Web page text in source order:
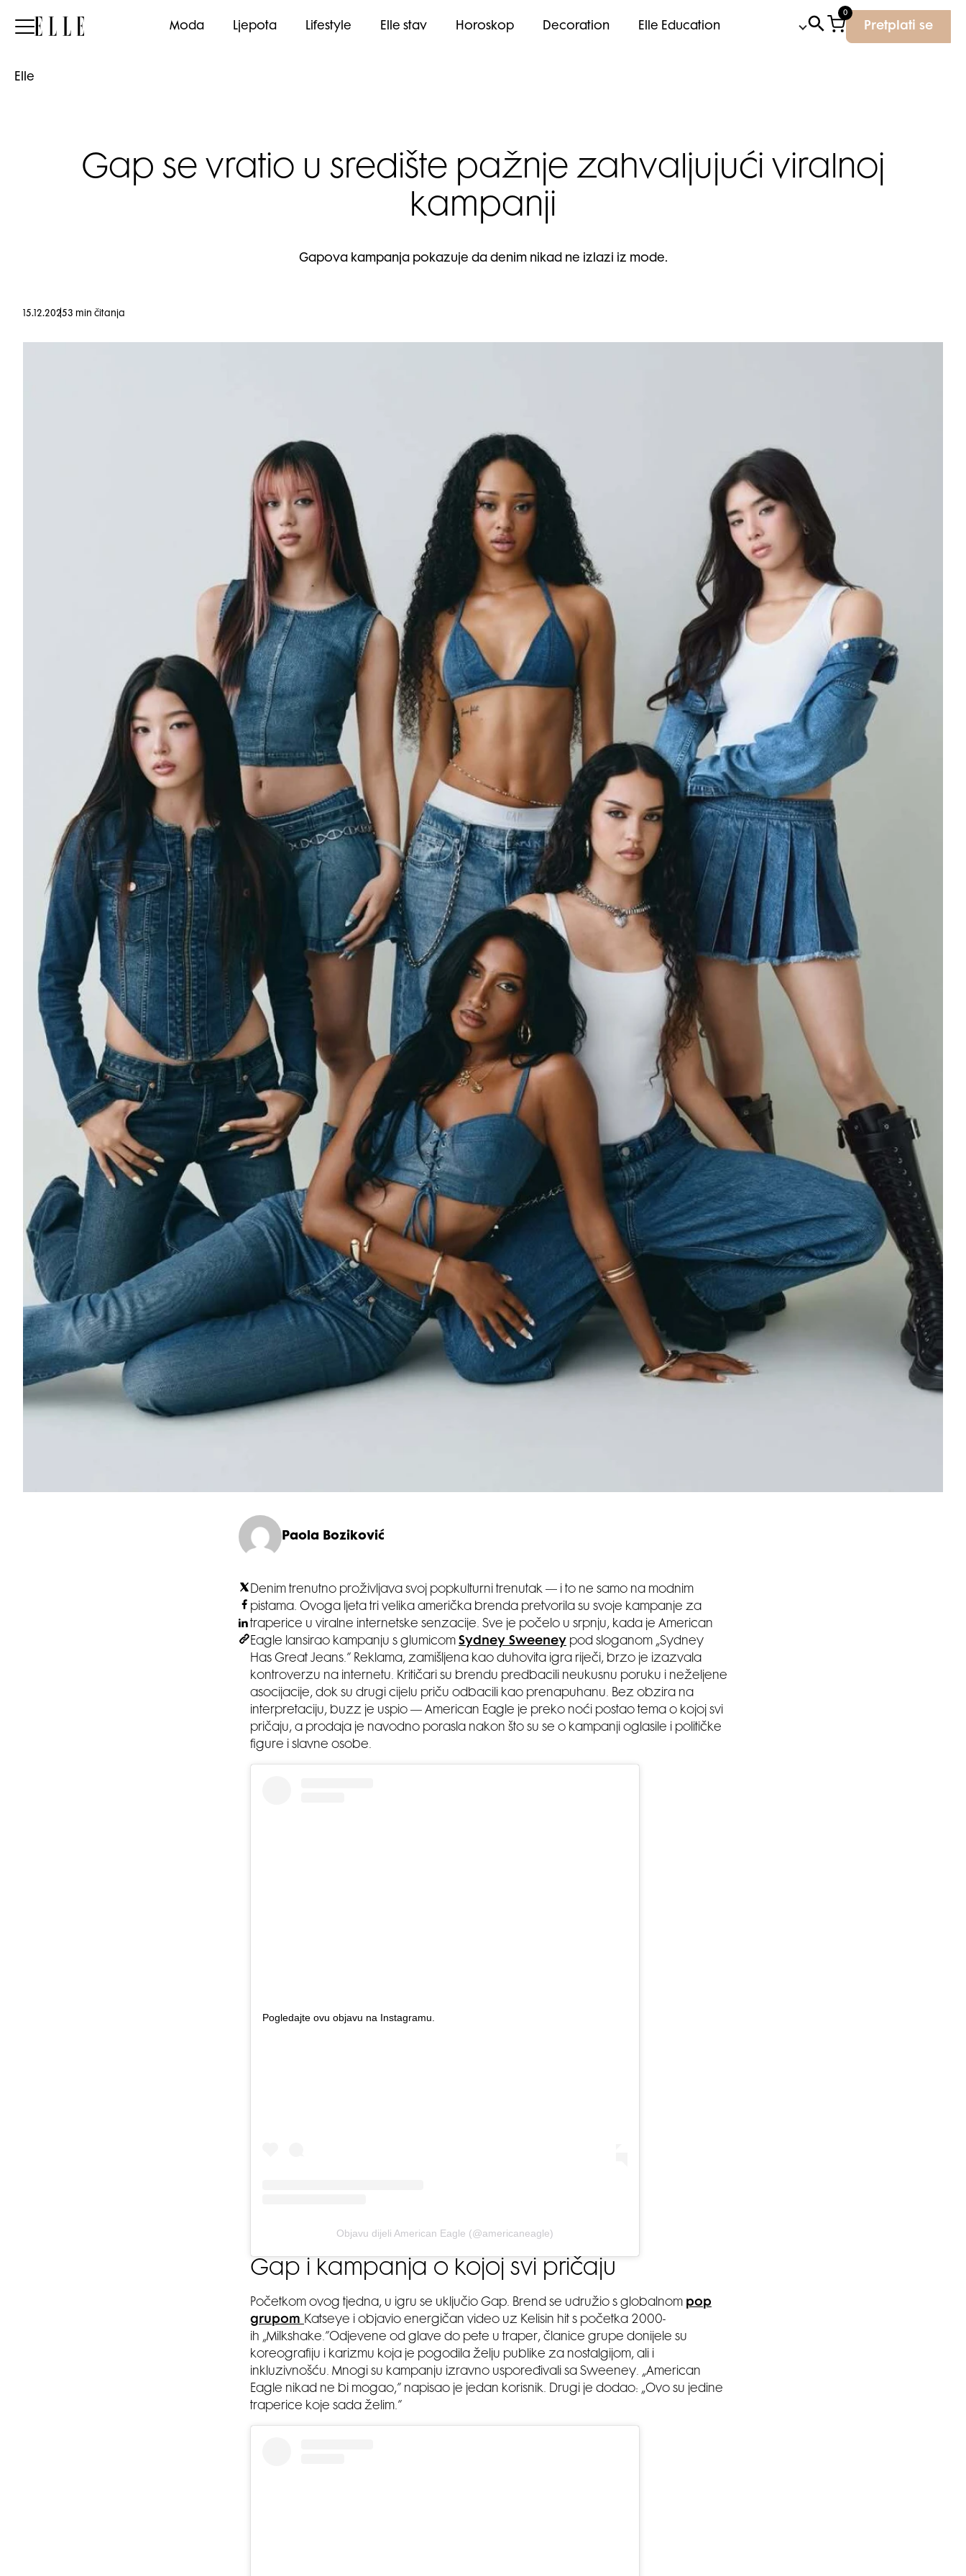
Elle Moda Ljepota Lifestyle Elle stav Horoskop Decoration Elle Education
0
Pretplati se
Elle
Gap se vratio u središte pažnje zahvaljujući viralnoj
kampanji
Gapova kampanja pokazuje da denim nikad ne izlazi iz mode.
15.12.20253 min čitanja
Paola Boziković
Denim trenutno proživljava svoj popkulturni trenutak — i to ne samo na modnim
pistama. Ovoga ljeta tri velika američka brenda pretvorila su svoje kampanje za
traperice u viralne internetske senzacije. Sve je počelo u srpnju, kada je American
Eagle lansirao kampanju s glumicom Sydney Sweeney pod sloganom „Sydney
Has Great Jeans.” Reklama, zamišljena kao duhovita igra riječi, brzo je izazvala
kontroverzu na internetu. Kritičari su brendu predbacili neukusnu poruku i neželjene
asocijacije, dok su drugi cijelu priču odbacili kao prenapuhanu. Bez obzira na
interpretaciju, buzz je uspio — American Eagle je preko noći postao tema o kojoj svi
pričaju, a prodaja je navodno porasla nakon što su se o kampanji oglasile i političke
figure i slavne osobe.
Pogledajte ovu objavu na Instagramu.
Objavu dijeli American Eagle (@americaneagle)
Gap i kampanja o kojoj svi pričaju
Početkom ovog tjedna, u igru se uključio Gap. Brend se udružio s globalnom pop
grupom Katseye i objavio energičan video uz Kelisin hit s početka 2000-
ih „Milkshake.”Odjevene od glave do pete u traper, članice grupe donijele su
koreografiju i karizmu koja je pogodila želju publike za nostalgijom, ali i
inkluzivnošću. Mnogi su kampanju izravno uspoređivali sa Sweeney. „American
Eagle nikad ne bi mogao,” napisao je jedan korisnik. Drugi je dodao: „Ovo su jedine
traperice koje sada želim.”